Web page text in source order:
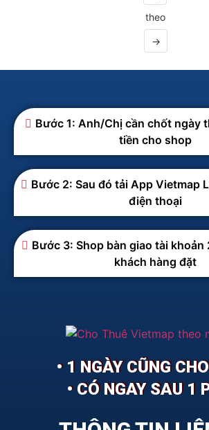
theo
→
Bước 1: Anh/Chị cần chốt ngày
tiền cho shop
Bước 2: Sau đó tải App Vietmap
điện thoại
Bước 3: Shop bàn giao tài
khách hàng đặt
• 1 NGÀY CŨNG
• CÓ NGAY SAU 1